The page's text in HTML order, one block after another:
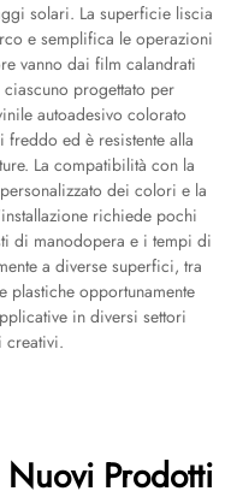
solari. La superficie liscia
e semplifica le operazioni
vanno dai film calandrati
progettato per
autoadesivo colorato
ed è resistente alla
La compatibilità con la
dei colori e la
richiede pochi
di manodopera e i tempi di
a diverse superfici, tra
plastiche opportunamente
in diversi settori
creativi.
Nuovi Prodotti